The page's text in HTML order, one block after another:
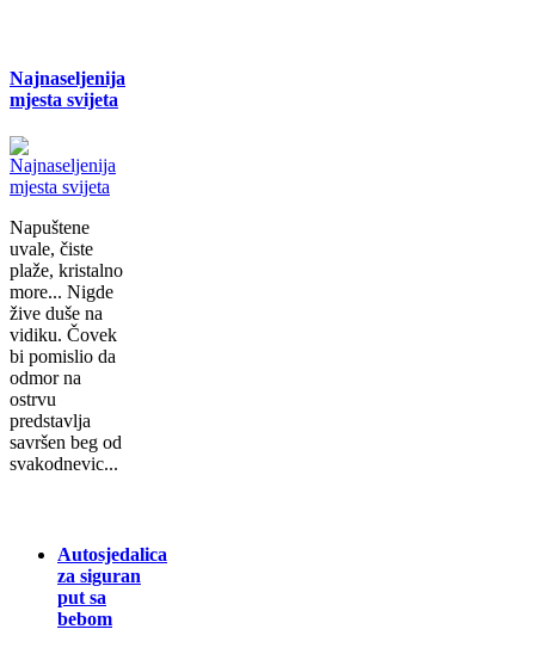
Najnaseljenija
mjesta svijeta
Napuštene
uvale, čiste
plaže, kristalno
more... Nigde
žive duše na
vidiku. Čovek
bi pomislio da
odmor na
ostrvu
predstavlja
savršen beg od
svakodnevic...
Autosjedalica
za siguran
put sa
bebom